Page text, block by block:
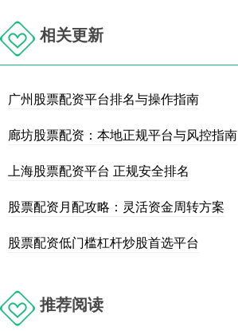
相关更新
广州股票配资平台排名与操作指南
廊坊股票配资：本地正规平台与风控指南
上海股票配资平台 正规安全排名
股票配资月配攻略：灵活资金周转方案
股票配资低门槛杠杆炒股首选平台
推荐阅读